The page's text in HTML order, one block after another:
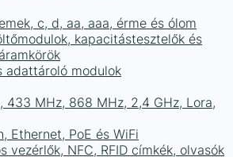
c, d, aa, aaa, érme és ólom
kapacitástesztelők és
adattároló modulok
433 MHz, 868 MHz, 2,4 GHz, Lora,
Ethernet, PoE és WiFi
vezérlők, NFC, RFID címkék, olvasók